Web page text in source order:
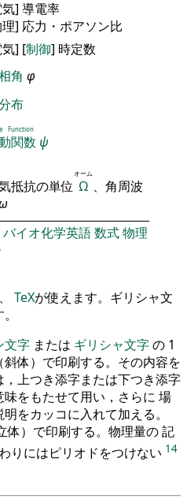
] 導電率
] 応力・ポアソン比
] [制御] 時定数
角 φ
布
関数
Function
ψ
抵抗の単位 Ω
オーム
、角周波
バイオ化学英語数式物理
TeXが使えます。ギリシャ文
文字 または ギリシャ文字の 1
体）で印刷する。その内容を
上つき添字または下つき添字
味をもたせて用い，さらに 場
をカッコに入れて加える。
体）で印刷する。物理量の 記
りにはピリオドをつけない 14